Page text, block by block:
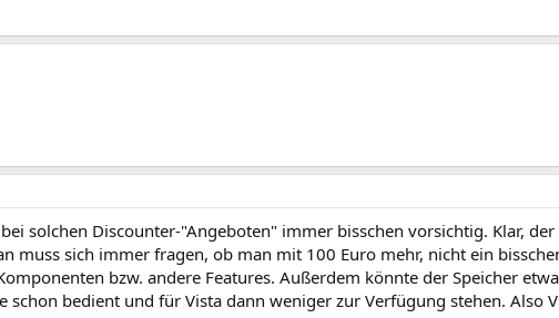
solchen Discounter-"Angeboten" immer bisschen vorsichtig. Klar,
muss sich immer fragen, ob man mit 100 Euro mehr, nicht ein
bzw. andere Features. Außerdem könnte der Speicher
schon bedient und für Vista dann weniger zur Verfügung stehen. Also